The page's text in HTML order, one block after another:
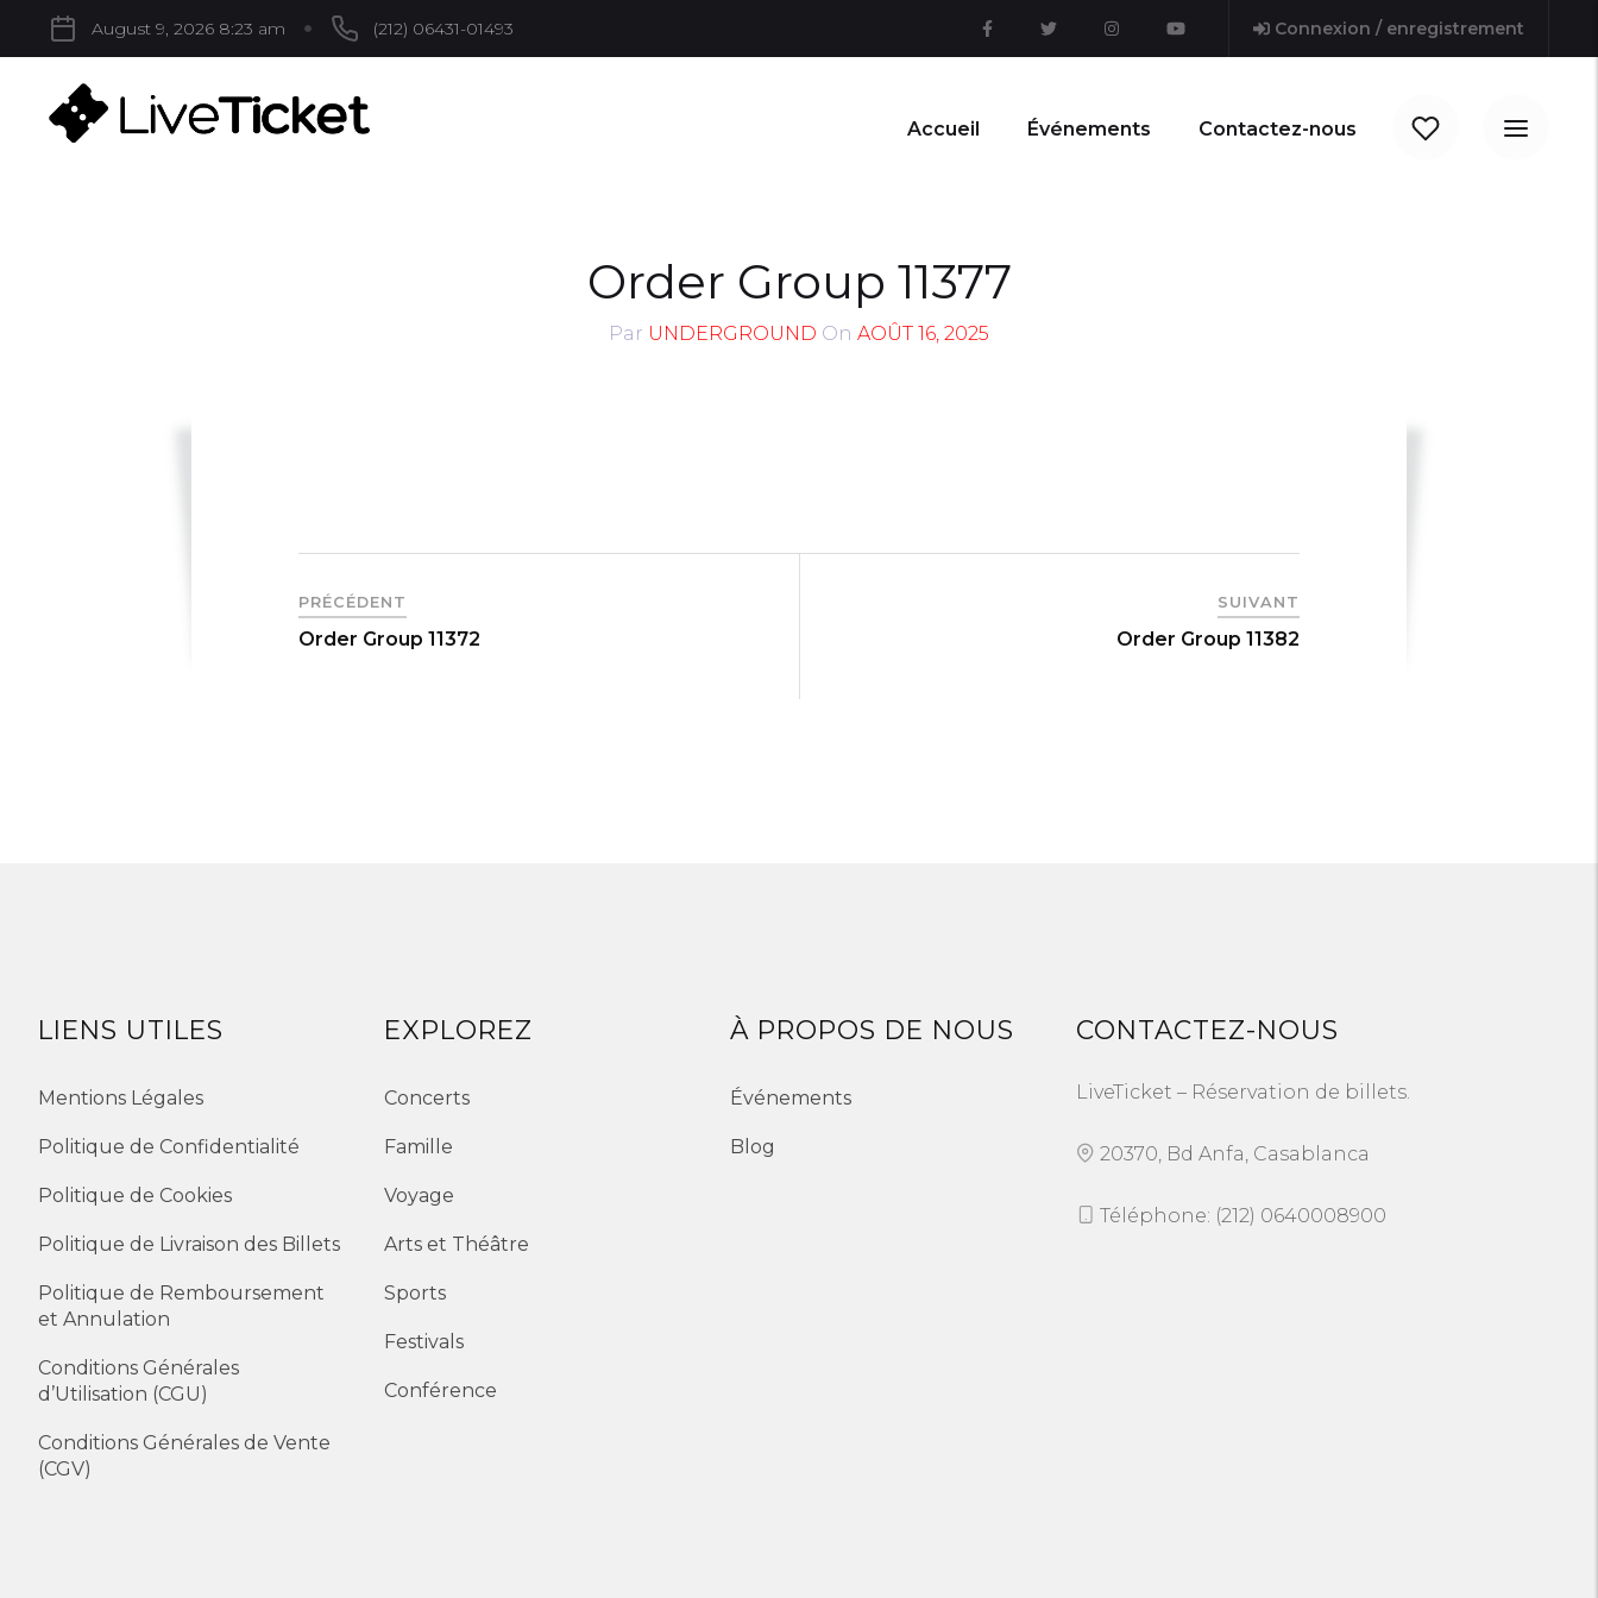
August 9, 2026 8:23 am (212) 06431-01493 Connexion / enregistrement
Accueil Événements Contactez-nous
Order Group 11377
Par UNDERGROUND On AOÛT 16, 2025
PRÉCÉDENT
Order Group 11372
SUIVANT
Order Group 11382
LIENS UTILES
Mentions Légales
Politique de Confidentialité
Politique de Cookies
Politique de Livraison des Billets
Politique de Remboursement
et Annulation
Conditions Générales
d’Utilisation (CGU)
Conditions Générales de Vente
(CGV)
EXPLOREZ
Concerts
Famille
Voyage
Arts et Théâtre
Sports
Festivals
Conférence
À PROPOS DE NOUS
Événements
Blog
CONTACTEZ-NOUS
LiveTicket – Réservation de billets.
20370, Bd Anfa, Casablanca
Téléphone: (212) 0640008900